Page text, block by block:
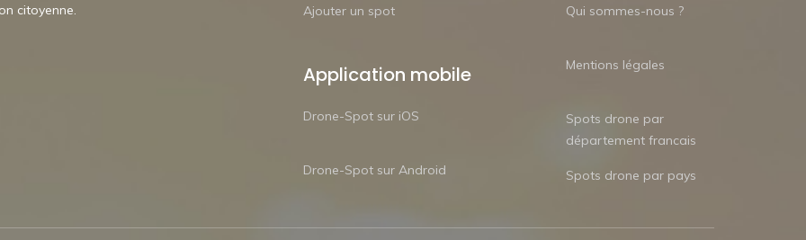
citoyenne.
Ajouter un spot
Application mobile
Drone-Spot sur iOS
Drone-Spot sur Android
Qui sommes-nous ?
Mentions légales
Spots drone par
département francais
Spots drone par pays